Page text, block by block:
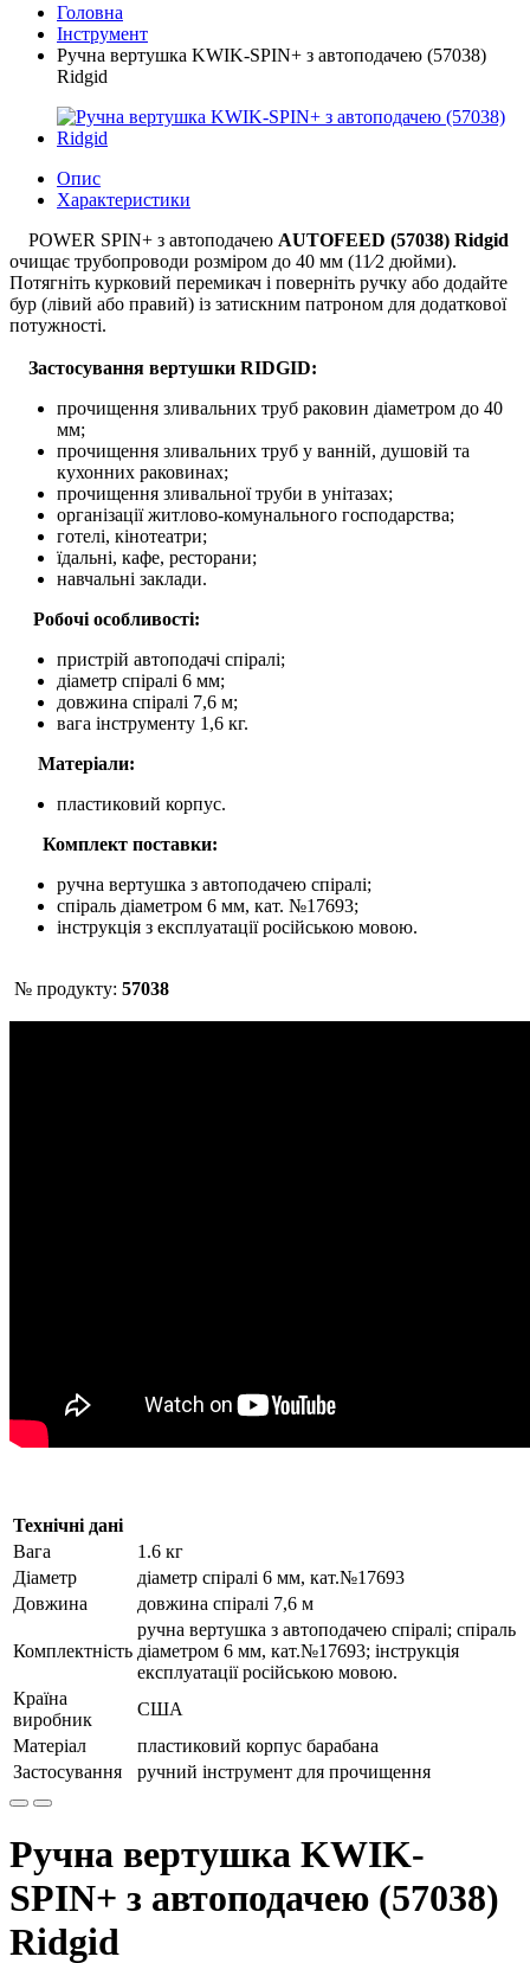
Головна
Інструмент
Ручна вертушка KWIK-SPIN+ з автоподачею (57038)
Ridgid
Опис
Характеристики
POWER SPIN+ з автоподачею AUTOFEED (57038) Ridgid
очищає трубопроводи розміром до 40 мм (11⁄2 дюйми).
Потягніть курковий перемикач і поверніть ручку або додайте
бур (лівий або правий) із затискним патроном для додаткової
потужності.
Застосування вертушки RIDGID:
прочищення зливальних труб раковин діаметром до 40
мм;
прочищення зливальних труб у ванній, душовій та
кухонних раковинах;
прочищення зливальної труби в унітазах;
організації житлово-комунального господарства;
готелі, кінотеатри;
їдальні, кафе, ресторани;
навчальні заклади.
Робочі особливості:
пристрій автоподачі спіралі;
діаметр спіралі 6 мм;
довжина спіралі 7,6 м;
вага інструменту 1,6 кг.
Матеріали:
пластиковий корпус.
Комплект поставки:
ручна вертушка з автоподачею спіралі;
спіраль діаметром 6 мм, кат. №17693;
інструкція з експлуатації російською мовою.
№ продукту: 57038
Технічні дані
Вага
1.6 кг
Діаметр
діаметр спіралі 6 мм, кат.№17693
Довжина
довжина спіралі 7,6 м
Комплектність
ручна вертушка з автоподачею спіралі; спіраль
діаметром 6 мм, кат.№17693; інструкція
експлуатації російською мовою.
Країна
виробник
США
Матеріал
пластиковий корпус барабана
Застосування
ручний інструмент для прочищення
Ручна вертушка KWIK-
SPIN+ з автоподачею (57038)
Ridgid